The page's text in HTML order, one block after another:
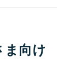
ま向け